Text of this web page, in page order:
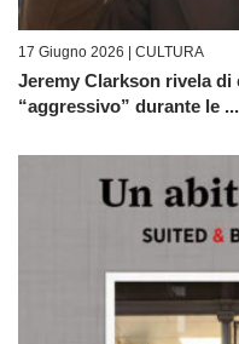
17 Giugno 2026 | CULTURA
Jeremy Clarkson rivela
“aggressivo” durante le ...